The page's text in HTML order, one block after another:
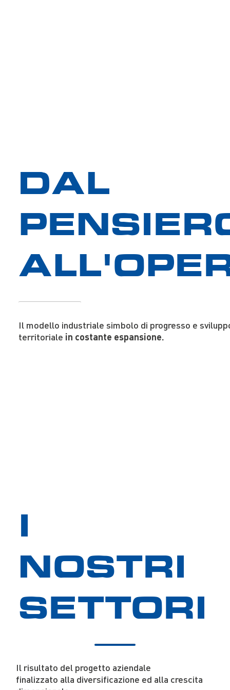
I
NOSTRI
SETTORI
Il risultato del progetto aziendale
finalizzato alla diversificazione ed alla crescita
DAL
Il modello industriale simbolo di progresso e
territoriale in costante espansione.